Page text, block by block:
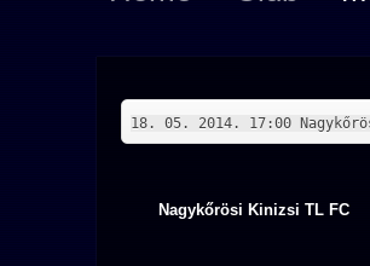
18. 05. 2014. 17:00
Nagykőrösi Kinizsi TL FC